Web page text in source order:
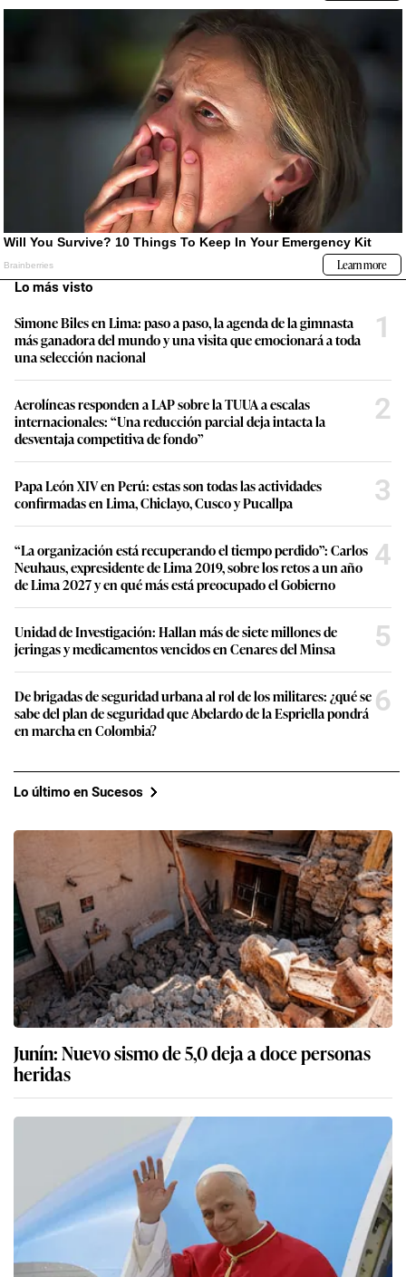
Lo más visto
Simone Biles en Lima: paso a paso, la agenda de la gimnasta
más ganadora del mundo y una visita que emocionará a toda
una selección nacional
1
Aerolíneas responden a LAP sobre la TUUA a escalas
internacionales: “Una reducción parcial deja intacta la
desventaja competitiva de fondo”
2
Papa León XIV en Perú: estas son todas las actividades
confirmadas en Lima, Chiclayo, Cusco y Pucallpa
3
“La organización está recuperando el tiempo perdido”: Carlos
Neuhaus, expresidente de Lima 2019, sobre los retos a un año
de Lima 2027 y en qué más está preocupado el Gobierno
4
Unidad de Investigación: Hallan más de siete millones de
jeringas y medicamentos vencidos en Cenares del Minsa
5
De brigadas de seguridad urbana al rol de los militares: ¿qué se
sabe del plan de seguridad que Abelardo de la Espriella pondrá
en marcha en Colombia?
6
Lo último en Sucesos
Junín: Nuevo sismo de 5,0 deja a doce personas
heridas